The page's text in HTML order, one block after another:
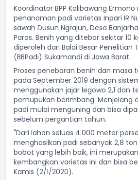
Koordinator BPP Kalibawang
penanaman padi varietas Inpari IR
sawah Dusun Ngrajun, Desa
Paras. Benih yang ditebar sekitar 10
diperoleh dari Balai Besar Penelitian
(BBPadi) Sukamandi di Jawa Barat.
Proses penebaran benih dan masa
pada September 2019 dengan
menggunakan jajar legowo 2,1 dan
pemupukan berimbang. Menjelang
padi mulai menguning dan bisa
sebelum pergantian tahun.
"Dari lahan seluas 4.000 meter
menghasilkan padi sebanyak 2,8
bobot yang lebih baik, ini
kembangkan varietas ini dan bisa
Kamis (2/1/2020).